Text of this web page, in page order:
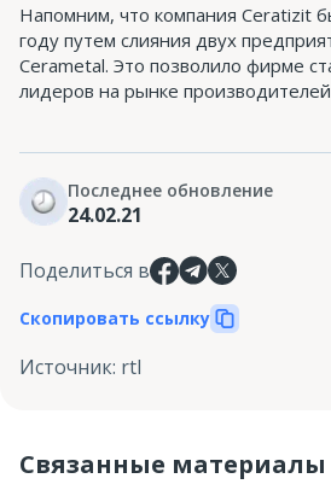
Напомним, что компания Ceratizit
году путем слияния двух
Cerametal. Это позволило фирме
лидеров на рынке
Последнее обновление
24.02.21
Поделиться в
Скопировать ссылку
Источник: rtl
Связанные материалы